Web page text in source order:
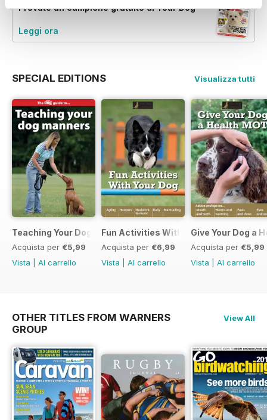
Provate uncampione gratuitodi Your Dog
Leggi ora
SPECIAL EDITIONS Visualizza tutti
Teaching Your Dog Manners
Acquista per €5,99
Vista
Al carrello
Fun Activities With your Dog
Acquista per €6,99
Vista
Al carrello
Give Your Dog a
Acquista per €5,99
Vista
Al carrello
OTHER TITLES FROM WARNERS
GROUP
View All